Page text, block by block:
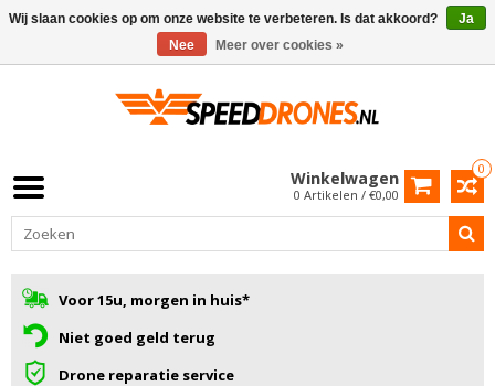
0
Winkelwagen
0 Artikelen / €0,00
Voor 15u, morgen in huis*
Niet goed geld terug
Drone reparatie service
Wij slaan cookies op om onze website te verbeteren. Is dat akkoord?
Ja
Nee
Meer over cookies »